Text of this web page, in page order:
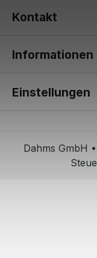
Kontakt
Informationen
Einstellungen
Dahms GmbH